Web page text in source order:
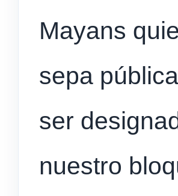
Mayans
sepa
ser
nuestro